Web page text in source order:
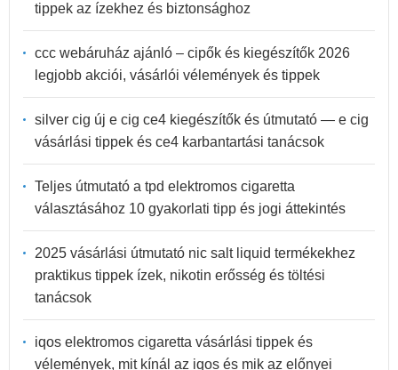
tippek az ízekhez és biztonsághoz
ccc webáruház ajánló – cipők és kiegészítők 2026
legjobb akciói, vásárlói vélemények és tippek
silver cig új e cig ce4 kiegészítők és útmutató — e cig
vásárlási tippek és ce4 karbantartási tanácsok
Teljes útmutató a tpd elektromos cigaretta
választásához 10 gyakorlati tipp és jogi áttekintés
2025 vásárlási útmutató nic salt liquid termékekhez
praktikus tippek ízek, nikotin erősség és töltési
tanácsok
iqos elektromos cigaretta vásárlási tippek és
vélemények, mit kínál az iqos és mik az előnyei